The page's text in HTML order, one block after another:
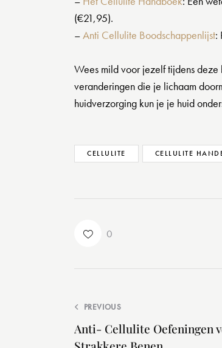
(€21,95).
–Anti Cellulite Boodschappenlijst:
Wees mild voor jezelf tijdens
veranderingen die je lichaam
huidverzorging kun je je huid
CELLULITE CELLULITE
0
PREVIOUS
Anti- Cellulite Oefeningen